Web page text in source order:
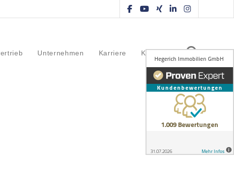
Unternehmen Karriere Kontakt